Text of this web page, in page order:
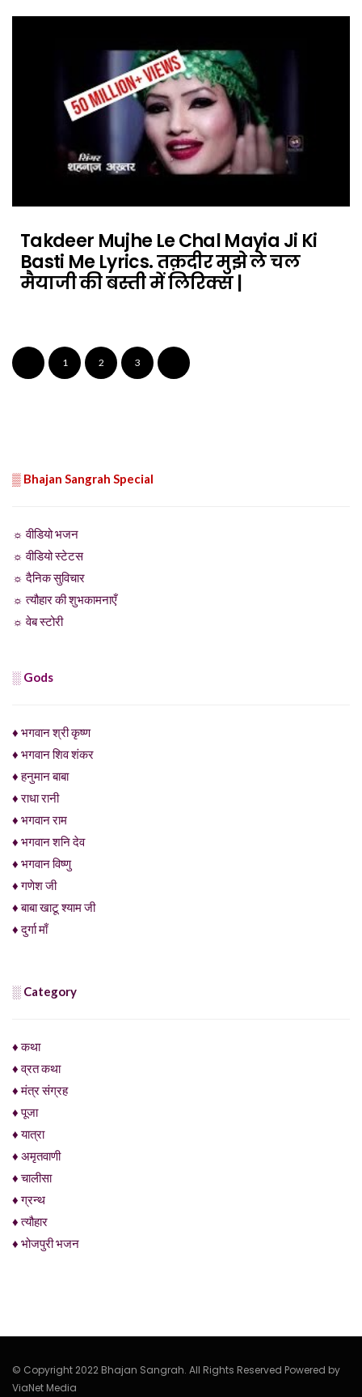
Takdeer Mujhe Le Chal Mayia Ji Ki
Basti Me Lyrics. तक़दीर मुझे ले चल
मैयाजी की बस्ती में लिरिक्स |
1 2 3
▒ Bhajan Sangrah Special
☼ वीडियो भजन
☼ वीडियो स्टेटस
☼ दैनिक सुविचार
☼ त्यौहार की शुभकामनाएँ
☼ वेब स्टोरी
░ Gods
♦ भगवान श्री कृष्ण
♦ भगवान शिव शंकर
♦ हनुमान बाबा
♦ राधा रानी
♦ भगवान राम
♦ भगवान शनि देव
♦ भगवान विष्णु
♦ गणेश जी
♦ बाबा खाटू श्याम जी
♦ दुर्गा माँ
░ Category
♦ कथा
♦ व्रत कथा
♦ मंत्र संग्रह
♦ पूजा
♦ यात्रा
♦ अमृतवाणी
♦ चालीसा
♦ ग्रन्थ
♦ त्यौहार
♦ भोजपुरी भजन
© Copyright 2022 Bhajan Sangrah. All Rights Reserved Powered by
ViaNet Media